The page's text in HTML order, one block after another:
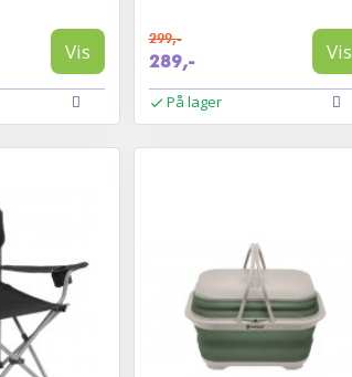
Vis
299,-
289,- Vis
På lager